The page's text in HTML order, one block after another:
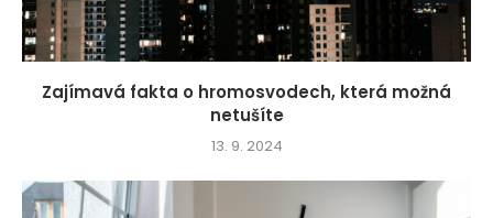
Zajímavá fakta o hromosvodech, která možná
netušíte
13. 9. 2024